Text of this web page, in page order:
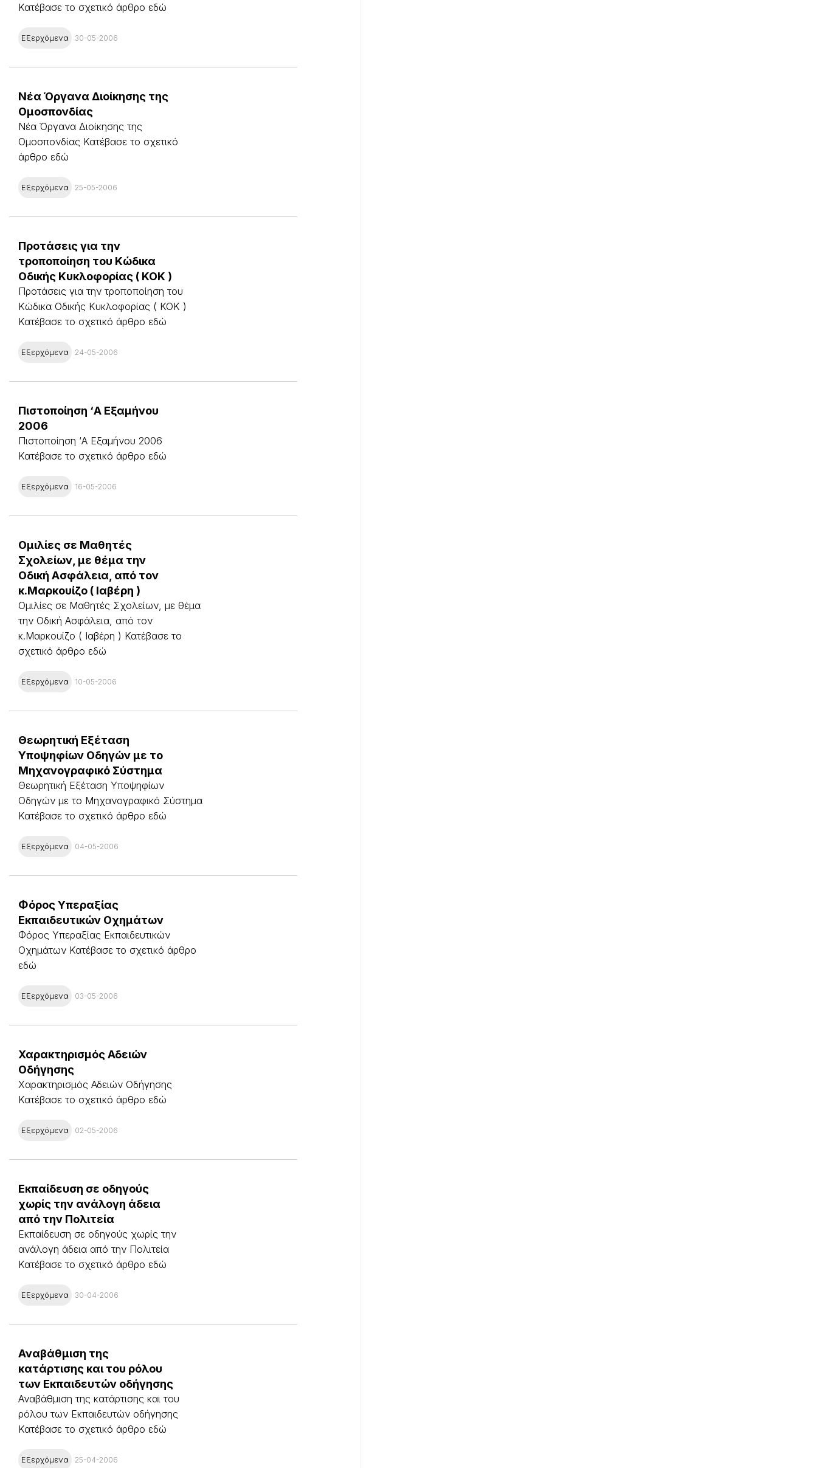
Κατέβασε το σχετικό άρθρο εδώ
Εξερχόμενα 30-05-2006
Νέα Όργανα Διοίκησης της
Ομοσπονδίας
Νέα Όργανα Διοίκησης της
Ομοσπονδίας Κατέβασε το σχετικό
άρθρο εδώ
Εξερχόμενα 25-05-2006
Προτάσεις για την
τροποποίηση του Κώδικα
Οδικής Κυκλοφορίας ( ΚΟΚ )
Προτάσεις για την τροποποίηση του
Κώδικα Οδικής Κυκλοφορίας ( ΚΟΚ )
Κατέβασε το σχετικό άρθρο εδώ
Εξερχόμενα 24-05-2006
Πιστοποίηση ‘Α Εξαμήνου
2006
Πιστοποίηση ‘Α Εξαμήνου 2006
Κατέβασε το σχετικό άρθρο εδώ
Εξερχόμενα 16-05-2006
Ομιλίες σε Μαθητές
Σχολείων, με θέμα την
Οδική Ασφάλεια, από τον
κ.Μαρκουίζο ( Ιαβέρη )
Ομιλίες σε Μαθητές Σχολείων, με θέμα
την Οδική Ασφάλεια, από τον
κ.Μαρκουίζο ( Ιαβέρη ) Κατέβασε το
σχετικό άρθρο εδώ
Εξερχόμενα 10-05-2006
Θεωρητική Εξέταση
Υποψηφίων Οδηγών με το
Μηχανογραφικό Σύστημα
Θεωρητική Εξέταση Υποψηφίων
Οδηγών με το Μηχανογραφικό Σύστημα
Κατέβασε το σχετικό άρθρο εδώ
Εξερχόμενα 04-05-2006
Φόρος Υπεραξίας
Εκπαιδευτικών Οχημάτων
Φόρος Υπεραξίας Εκπαιδευτικών
Οχημάτων Κατέβασε το σχετικό άρθρο
εδώ
Εξερχόμενα 03-05-2006
Χαρακτηρισμός Αδειών
Οδήγησης
Χαρακτηρισμός Αδειών Οδήγησης
Κατέβασε το σχετικό άρθρο εδώ
Εξερχόμενα 02-05-2006
Εκπαίδευση σε οδηγούς
χωρίς την ανάλογη άδεια
από την Πολιτεία
Εκπαίδευση σε οδηγούς χωρίς την
ανάλογη άδεια από την Πολιτεία
Κατέβασε το σχετικό άρθρο εδώ
Εξερχόμενα 30-04-2006
Αναβάθμιση της
κατάρτισης και του ρόλου
των Εκπαιδευτών οδήγησης
Αναβάθμιση της κατάρτισης και του
ρόλου των Εκπαιδευτών οδήγησης
Κατέβασε το σχετικό άρθρο εδώ
Εξερχόμενα 25-04-2006